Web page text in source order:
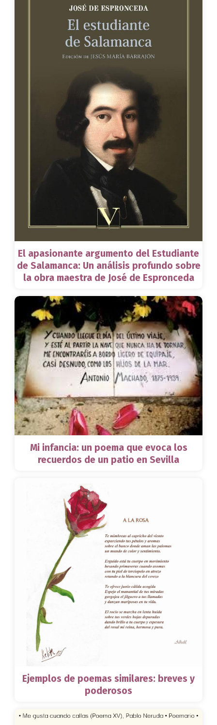
El apasionante argumento del Estudiante
de Salamanca: Un análisis profundo sobre
la obra maestra de José de Espronceda
Mi infancia: un poema que evoca los
recuerdos de un patio en Sevilla
Ejemplos de poemas similares: breves y
poderosos